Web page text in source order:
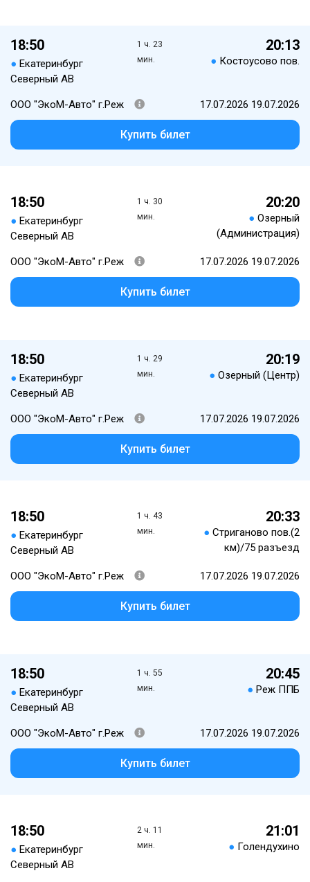
18:50
● Екатеринбург
Северный АВ
1 ч. 23
мин.
20:13
● Костоусово пов.
ООО "ЭкоМ-Авто" г.Реж 17.07.2026 19.07.2026
Купить билет
18:50
● Екатеринбург
Северный АВ
1 ч. 30
мин.
20:20
● Озерный
(Администрация)
ООО "ЭкоМ-Авто" г.Реж 17.07.2026 19.07.2026
Купить билет
18:50
● Екатеринбург
Северный АВ
1 ч. 29
мин.
20:19
● Озерный (Центр)
ООО "ЭкоМ-Авто" г.Реж 17.07.2026 19.07.2026
Купить билет
18:50
● Екатеринбург
Северный АВ
1 ч. 43
мин.
20:33
● Стриганово пов.(2
км)/75 разъезд
ООО "ЭкоМ-Авто" г.Реж 17.07.2026 19.07.2026
Купить билет
18:50
● Екатеринбург
Северный АВ
1 ч. 55
мин.
20:45
● Реж ППБ
ООО "ЭкоМ-Авто" г.Реж 17.07.2026 19.07.2026
Купить билет
18:50
● Екатеринбург
Северный АВ
2 ч. 11
мин.
21:01
● Голендухино